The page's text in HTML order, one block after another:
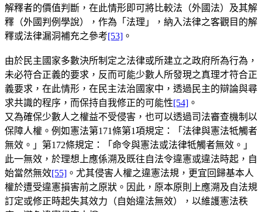
解釋者的價值判斷，在此情形即可將比較法（外國法）及其解
釋（外國判例學說），作為「法理」，納入法律之客觀目的解
釋或法律漏洞補充之參考[53] 。
由於民主國家多數決所制定之法律或所建立之政府所為行為，
未必符合正義的要求，反而可能少數人所發現之真理才符合正
義要求，在此情形，在民主法治國家中，透過民主的辯論與尋
求共識的程序，而保持自我修正的可能性[54] 。
又為確保少數人之權益不受侵害，也可以透過司法審查機制以
保障人權。例如憲法第171條第1項規定：「法律與憲法牴觸者
無效。」第172條規定：「命令與憲法或法律牴觸者無效。」
此一無效，於理想上應係溯及既往自法令違憲或違法時起，自
始當然無效[55] 。尤其侵害人權之違憲法規，更宜回歸基本人
權於遭受違憲損害前之原狀。因此，原本原則上應溯及自法規
訂定或修正時起失其效力（自始違法無效），以維護憲法秩